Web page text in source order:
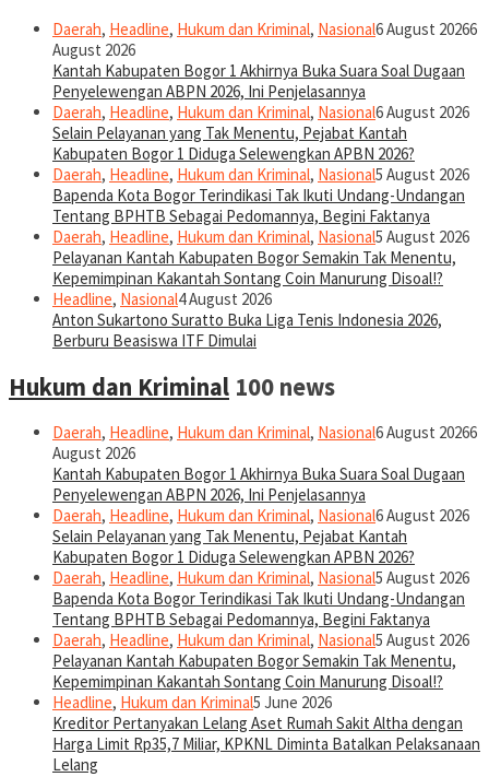
Daerah, Headline, Hukum dan Kriminal, Nasional6 August 20266
August 2026
Kantah Kabupaten Bogor 1 Akhirnya Buka Suara Soal Dugaan
Penyelewengan ABPN 2026, Ini Penjelasannya
Daerah, Headline, Hukum dan Kriminal, Nasional6 August 2026
Selain Pelayanan yang Tak Menentu, Pejabat Kantah
Kabupaten Bogor 1 Diduga Selewengkan APBN 2026?
Daerah, Headline, Hukum dan Kriminal, Nasional5 August 2026
Bapenda Kota Bogor Terindikasi Tak Ikuti Undang-Undangan
Tentang BPHTB Sebagai Pedomannya, Begini Faktanya
Daerah, Headline, Hukum dan Kriminal, Nasional5 August 2026
Pelayanan Kantah Kabupaten Bogor Semakin Tak Menentu,
Kepemimpinan Kakantah Sontang Coin Manurung Disoal!?
Headline, Nasional4 August 2026
Anton Sukartono Suratto Buka Liga Tenis Indonesia 2026,
Berburu Beasiswa ITF Dimulai
Hukum dan Kriminal 100 news
Daerah, Headline, Hukum dan Kriminal, Nasional6 August 20266
August 2026
Kantah Kabupaten Bogor 1 Akhirnya Buka Suara Soal Dugaan
Penyelewengan ABPN 2026, Ini Penjelasannya
Daerah, Headline, Hukum dan Kriminal, Nasional6 August 2026
Selain Pelayanan yang Tak Menentu, Pejabat Kantah
Kabupaten Bogor 1 Diduga Selewengkan APBN 2026?
Daerah, Headline, Hukum dan Kriminal, Nasional5 August 2026
Bapenda Kota Bogor Terindikasi Tak Ikuti Undang-Undangan
Tentang BPHTB Sebagai Pedomannya, Begini Faktanya
Daerah, Headline, Hukum dan Kriminal, Nasional5 August 2026
Pelayanan Kantah Kabupaten Bogor Semakin Tak Menentu,
Kepemimpinan Kakantah Sontang Coin Manurung Disoal!?
Headline, Hukum dan Kriminal5 June 2026
Kreditor Pertanyakan Lelang Aset Rumah Sakit Altha dengan
Harga Limit Rp35,7 Miliar, KPKNL Diminta Batalkan Pelaksanaan
Lelang